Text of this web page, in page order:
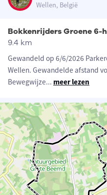
Wellen, België
Bokkenrijders Groene 6-
9.4 km
Gewandeld op 6/6/2026
Wellen. Gewandelde afstand
Bewegwijze... meer lezen